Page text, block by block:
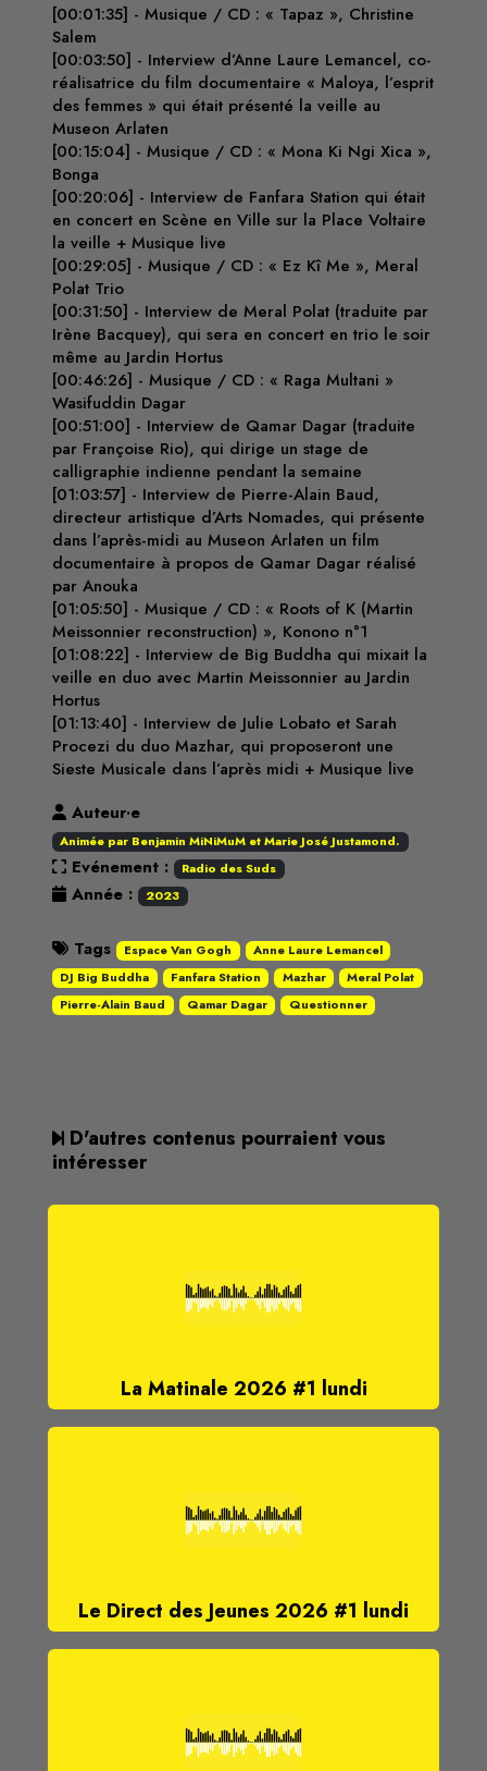
[00:01:35] - Musique / CD : « Tapaz », Christine
Salem
[00:03:50] - Interview d’Anne Laure Lemancel, co-
réalisatrice du film documentaire « Maloya, l’esprit
des femmes » qui était présenté la veille au
Museon Arlaten
[00:15:04] - Musique / CD : « Mona Ki Ngi Xica »,
Bonga
[00:20:06] - Interview de Fanfara Station qui était
en concert en Scène en Ville sur la Place Voltaire
la veille + Musique live
[00:29:05] - Musique / CD : « Ez Kî Me », Meral
Polat Trio
[00:31:50] - Interview de Meral Polat (traduite par
Irène Bacquey), qui sera en concert en trio le soir
même au Jardin Hortus
[00:46:26] - Musique / CD : « Raga Multani »
Wasifuddin Dagar
[00:51:00] - Interview de Qamar Dagar (traduite
par Françoise Rio), qui dirige un stage de
calligraphie indienne pendant la semaine
[01:03:57] - Interview de Pierre-Alain Baud,
directeur artistique d’Arts Nomades, qui présente
dans l’après-midi au Museon Arlaten un film
documentaire à propos de Qamar Dagar réalisé
par Anouka
[01:05:50] - Musique / CD : « Roots of K (Martin
Meissonnier reconstruction) », Konono n°1
[01:08:22] - Interview de Big Buddha qui mixait la
veille en duo avec Martin Meissonnier au Jardin
Hortus
[01:13:40] - Interview de Julie Lobato et Sarah
Procezi du duo Mazhar, qui proposeront une
Sieste Musicale dans l’après midi + Musique live
Auteur·e
Animée par Benjamin MiNiMuM et Marie José Justamond.
Evénement : Radio des Suds
Année : 2023
Tags Espace Van Gogh
Anne Laure Lemancel
DJ Big Buddha
Fanfara Station Mazhar
Meral Polat
Pierre-Alain Baud
Qamar Dagar Questionner
D'autres contenus pourraient vous
intéresser
La Matinale 2026 #1 lundi
Le Direct des Jeunes 2026 #1 lundi